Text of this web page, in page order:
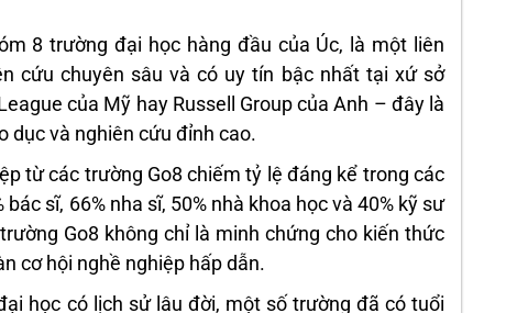
8 trường đại học hàng đầu của Úc, là một liên
cứu chuyên sâu và có uy tín bậc nhất tại xứ sở
của Mỹ hay Russell Group của Anh – đây là
dục và nghiên cứu đỉnh cao.
từ các trường Go8 chiếm tỷ lệ đáng kể trong các
sĩ, 66% nha sĩ, 50% nhà khoa học và 40% kỹ sư
Go8 không chỉ là minh chứng cho kiến thức
cơ hội nghề nghiệp hấp dẫn.
học có lịch sử lâu đời, một số trường đã có tuổi